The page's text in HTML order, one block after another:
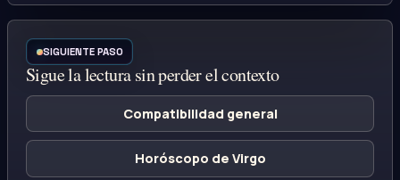
SIGUIENTE PASO
Sigue la lectura sin perder el contexto
Compatibilidad general
Horóscopo de Virgo